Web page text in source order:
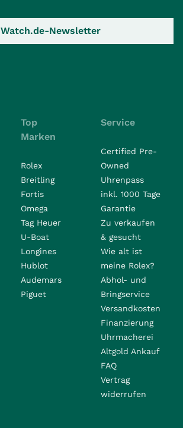
Watch.de-Newsletter
Top
Marken
Rolex
Breitling
Fortis
Omega
Tag Heuer
U-Boat
Longines
Hublot
Audemars
Piguet
Service
Certified Pre-
Owned
Uhrenpass
inkl. 1000 Tage
Garantie
Zu verkaufen
& gesucht
Wie alt ist
meine Rolex?
Abhol- und
Bringservice
Versandkosten
Finanzierung
Uhrmacherei
Altgold Ankauf
FAQ
Vertrag
widerrufen